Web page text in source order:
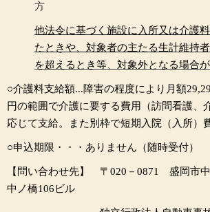
方
他法令に基づく施設に入所又は介護
たときや、対象者の主たる生計維持
を超えるとき等、対象外となる場合が
○介護料支給額...障害の程度により月額
円の範囲で介護に要する費用（訪問看護、
応じて支給。
また別枠で短期入院（入所）
○申込期限・・・ありません（随時受付）
【問い合わせ先】 〒020－0871 盛岡市
中ノ橋106ビル